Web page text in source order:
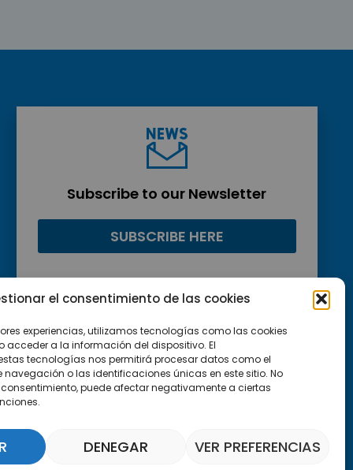
el consentimiento de las cookies
experiencias, utilizamos tecnologías como las cookies
a la información del dispositivo. El
tecnologías nos permitirá procesar datos como el
o las identificaciones únicas en este sitio. No
consentimiento, puede afectar negativamente a ciertas
DENEGAR VER PREFERENCIAS
Subscribe to our Newsletter
SUBSCRIBE HERE